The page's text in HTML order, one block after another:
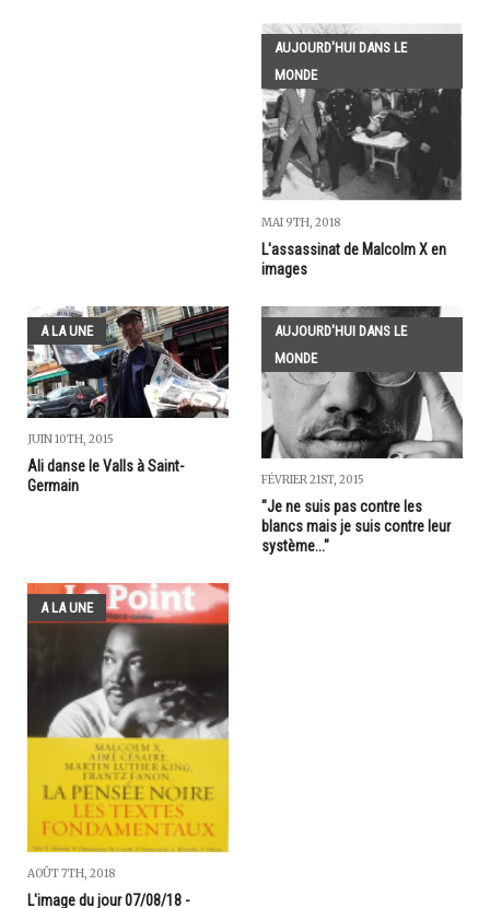
AUJOURD'HUI DANS LE
MONDE
MAI 9TH, 2018
L'assassinat de Malcolm X en
images
A LA UNE
JUIN 10TH, 2015
Ali danse le Valls à Saint-
Germain
AUJOURD'HUI DANS LE
MONDE
FÉVRIER 21ST, 2015
"Je ne suis pas contre les
blancs mais je suis contre leur
système..."
A LA UNE
AOÛT 7TH, 2018
L'image du jour 07/08/18 -